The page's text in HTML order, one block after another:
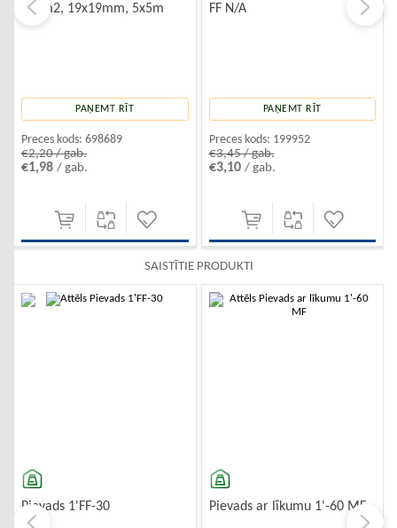
7g/m2, 19x19mm, 5x5m
PAŅEMT RĪT
Preces kods: 698689
€2,20 / gab.
€1,98 / gab.
FF N/A
PAŅEMT RĪT
Preces kods: 199952
€3,45 / gab.
€3,10 / gab.
SAISTĪTIE PRODUKTI
Pievads 1'FF-30 Pievads ar līkumu 1'-60 MF